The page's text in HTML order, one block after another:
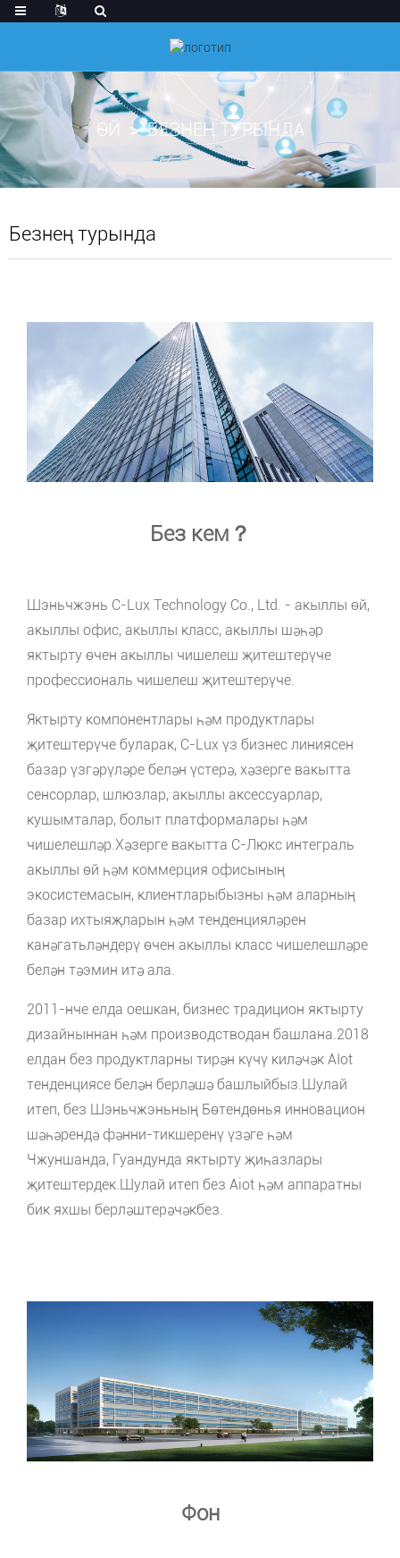
ӨЙ БЕЗНЕҢ ТУРЫНДА
Безнең турында
Без кем？
Шэньчжэнь C-Lux Technology Co., Ltd. - акыллы өй,
акыллы офис, акыллы класс, акыллы шәһәр
яктырту өчен акыллы чишелеш җитештерүче
профессиональ чишелеш җитештерүче.
Яктырту компонентлары һәм продуктлары
җитештерүче буларак, C-Lux үз бизнес линиясен
базар үзгәрүләре белән үстерә, хәзерге вакытта
сенсорлар, шлюзлар, акыллы аксессуарлар,
кушымталар, болыт платформалары һәм
чишелешләр.Хәзерге вакытта C-Люкс интеграль
акыллы өй һәм коммерция офисының
экосистемасын, клиентларыбызны һәм аларның
базар ихтыяҗларын һәм тенденцияләрен
канәгатьләндерү өчен акыллы класс чишелешләре
белән тәэмин итә ала.
2011-нче елда оешкан, бизнес традицион яктырту
дизайныннан һәм производстводан башлана.2018
елдан без продуктларны тирән күчү киләчәк AIot
тенденциясе белән берләшә башлыйбыз.Шулай
итеп, без Шэньчжэньның Бөтендөнья инновацион
шәһәрендә фәнни-тикшеренү үзәге һәм
Чжуншанда, Гуандунда яктырту җиһазлары
җитештердек.Шулай итеп без Aiot һәм аппаратны
бик яхшы берләштерәчәкбез.
Фон